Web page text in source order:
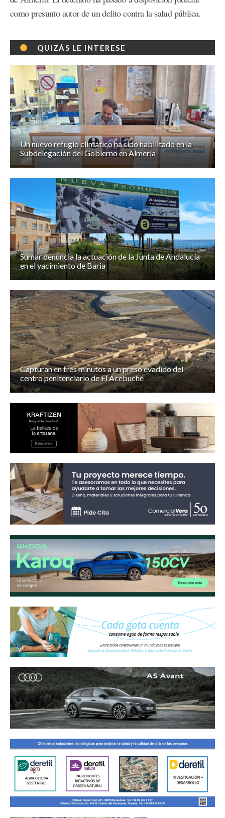
como presunto autor de un delito contra la salud pública.
QUIZÁS LE INTERESE
Un nuevo refugio climático ha sido habilitado en la
Subdelegación del Gobierno en Almería
Sumar denuncia la actuación de la Junta de Andalucía
en el yacimiento de Baria
Capturan en tres minutos a un preso evadido del
centro penitenciario de El Acebuche